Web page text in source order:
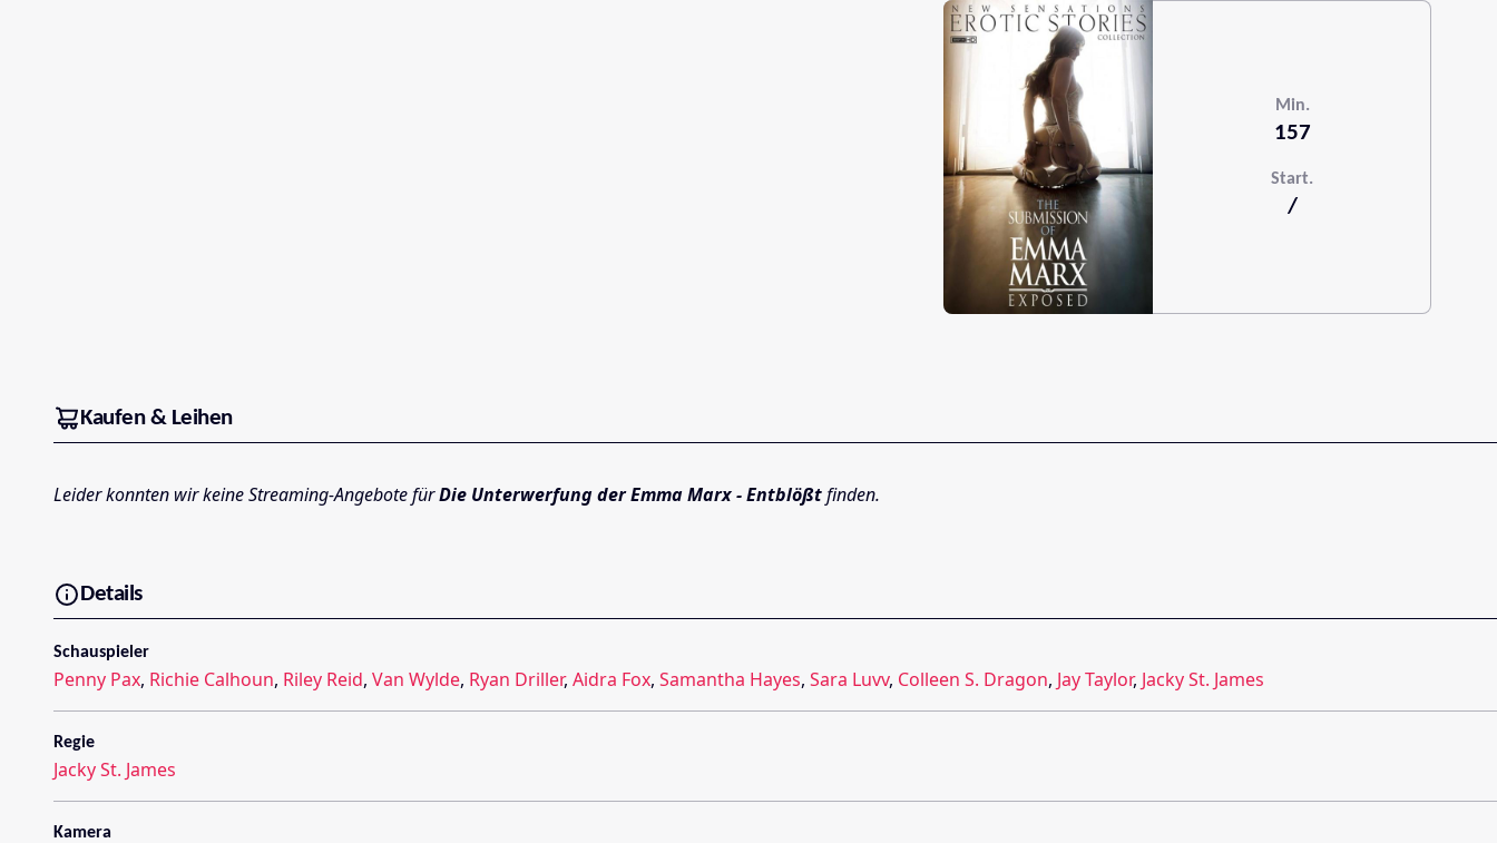
Min.
157
Start.
/
Kaufen & Leihen
Leider konnten wir keine Streaming-Angebote fürDie Unterwerfung der Emma Marx - Entblößtfinden.
Details
Schauspieler
Penny Pax, Richie Calhoun, Riley Reid, Van Wylde, Ryan Driller, Aidra Fox, Samantha Hayes, Sara Luvv, Colleen S. Dragon, Jay Taylor, Jacky St. James
Regie
Jacky St. James
Kamera